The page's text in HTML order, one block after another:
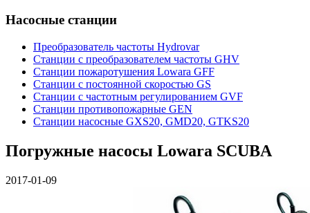
Насосные станции
Преобразователь частоты Hydrovar
Станции с преобразователем частоты GHV
Станции пожаротушения Lowara GFF
Станции с постоянной скоростью GS
Станции с частотным регулированием GVF
Станции противопожарные GEN
Станции насосные GXS20, GMD20, GTKS20
Погружные насосы Lowara SCUBA
2017-01-09